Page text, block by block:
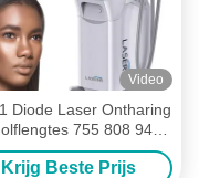
Video
Diode Laser Ontharing
755 808 940
Diode Laser
Ontharingsmachine
Krijg Beste Prijs